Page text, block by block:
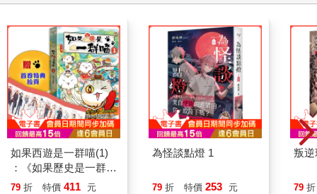
如果西遊是一群喵(1)
：《如果歷史是一群
喵》作者最新力作，附
79 折 特價 411 元
為怪談點燈 1
79 折 特價 253 元
叛逆
79 折